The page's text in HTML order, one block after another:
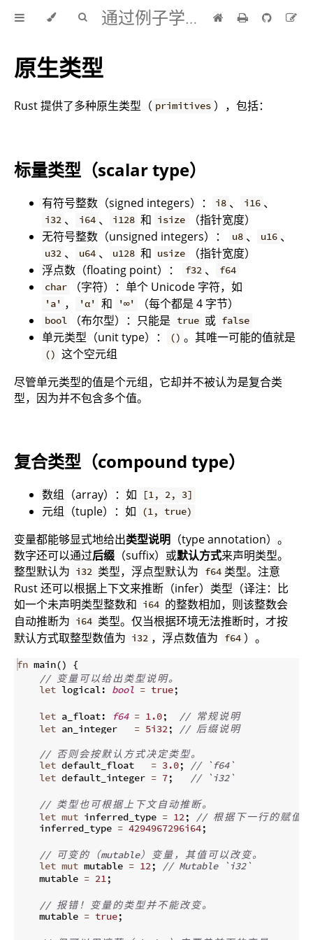
通过例子学 Rust 中文版
原生类型
Rust 提供了多种原生类型（ primitives ），包括：
标量类型（scalar type）
有符号整数（signed integers）： i8 、 i16 、
i32 、 i64 、 i128 和 isize
（指针宽度）
无符号整数（unsigned integers）：
u8 、 u16 、
u32 、 u64 、 u128 和 usize
（指针宽度）
浮点数（floating point）：
f32 、
f64
char
（字符）：单个 Unicode 字符，如
'a' ， 'α' 和 '∞' （每个都是 4 字节）
bool （布尔型）：只能是 true 或 false
单元类型（unit type）： () 。其唯一可能的值就是
() 这个空元组
尽管单元类型的值是个元组，它却并不被认为是复合类
型，因为并不包含多个值。
复合类型（compound type）
数组（array）：如 [1, 2, 3]
元组（tuple）：如 (1, true)
变量都能够显式地给出类型说明 （type annotation）。
数字还可以通过后缀 （suffix）或默认方式来声明类型。
整型默认为 i32 类型，浮点型默认为 f64 类型。注意
Rust 还可以根据上下文来推断（infer）类型（译注：比
如一个未声明类型整数和 i64 的整数相加，则该整数会
自动推断为 i64 类型。仅当根据环境无法推断时，才按
默认方式取整型数值为 i32 ，浮点数值为 f64 ）。
fn main()
{
// 变 量 可 以给出类型 说明。
let logical: bool = true;
let a_float: f64 = 1.0; // 常规 说明
let an_integer = 5i32; // 后缀 说明
// 否则 会按默 认 方式决定类型。
let default_float = 3.0;
// `f64`
let default_integer = 7; // `i32`
// 类型 也 可根据上 下文 自动推断。
let mut inferred_type = 12; // 根据 下 一行的赋 值
    inferred_type
= 4294967296i64;
// 可 变的 （mutable） 变 量 ， 其 值 可 以改 变。
let mut mutable = 12;
// Mutable `i32`
    mutable
= 21;
// 报 错 ！ 变 量的类型 并不能改 变。
    mutable
= true;